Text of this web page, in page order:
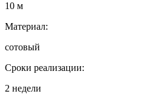
10 м
Материал:
сотовый
Сроки реализации:
2 недели